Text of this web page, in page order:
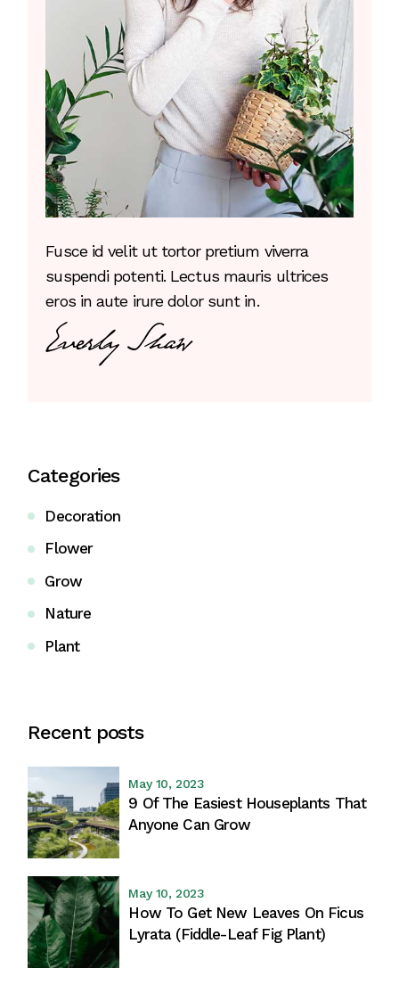
Fusce id velit ut tortor pretium viverra
suspendi potenti. Lectus mauris ultrices
eros in aute irure dolor sunt in.
Categories
Decoration
Flower
Grow
Nature
Plant
Recent posts
May 10, 2023
9 Of The Easiest Houseplants That
Anyone Can Grow
May 10, 2023
How To Get New Leaves On Ficus
Lyrata (Fiddle-Leaf Fig Plant)